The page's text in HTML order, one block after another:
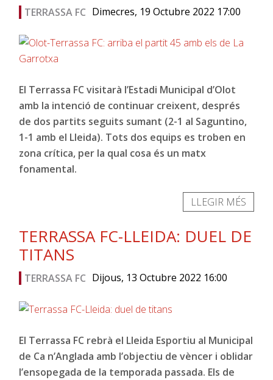
TERRASSA FC Dimecres, 19 Octubre 2022 17:00
El Terrassa FC visitarà l’Estadi Municipal d’Olot
amb la intenció de continuar creixent, després
de dos partits seguits sumant (2-1 al Saguntino,
1-1 amb el Lleida). Tots dos equips es troben en
zona crítica, per la qual cosa és un matx
fonamental.
LLEGIR MÉS
TERRASSA FC-LLEIDA: DUEL DE
TITANS
TERRASSA FC Dijous, 13 Octubre 2022 16:00
El Terrassa FC rebrà el Lleida Esportiu al Municipal
de Ca n’Anglada amb l’objectiu de vèncer i oblidar
l’ensopegada de la temporada passada. Els de